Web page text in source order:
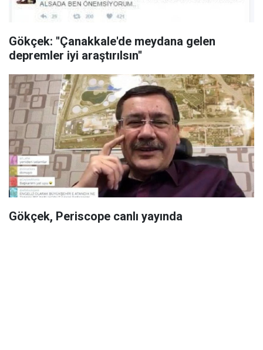
Gökçek: ''Çanakkale'de meydana gelen
depremler iyi araştırılsın''
Gökçek, Periscope canlı yayında